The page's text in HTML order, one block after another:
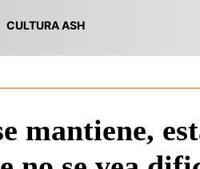
CULTURA ASH
mantiene,